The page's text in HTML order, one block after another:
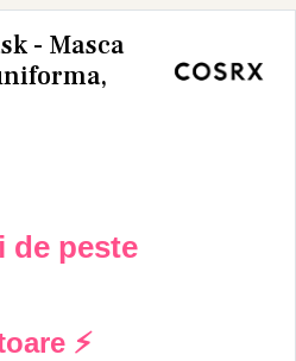
- Masca
de peste
⚡